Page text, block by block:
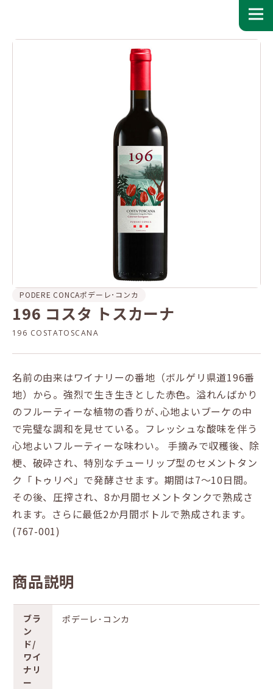
PODERE CONCAポデーレ･コンカ
196 コスタ トスカーナ
196 COSTATOSCANA
名前の由来はワイナリーの番地（ボルゲリ県道196番
地）から。強烈で生き生きとした赤色。溢れんばかり
のフルーティーな植物の香りが､心地よいブーケの中
で完璧な調和を見せている。フレッシュな酸味を伴う
心地よいフルーティーな味わい。 手摘みで収穫後、除
梗、破砕され、特別なチューリップ型のセメントタン
ク「トゥリペ」で発酵させます。期間は7～10日間。
その後、圧搾され、8か月間セメントタンクで熟成さ
れます。さらに最低2か月間ボトルで熟成されます。
(767-001)
商品説明
ブラ
ン
ド/
ワイ
ナリ
ー
ポデーレ･コンカ